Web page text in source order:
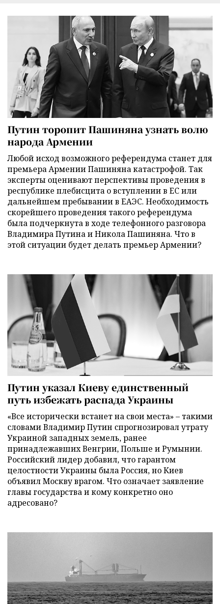
Путин торопит Пашиняна узнать волю
народа Армении
Любой исход возможного референдума станет для
премьера Армении Пашиняна катастрофой. Так
эксперты оценивают перспективы проведения в
республике плебисцита о вступлении в ЕС или
дальнейшем пребывании в ЕАЭС. Необходимость
скорейшего проведения такого референдума
была подчеркнута в ходе телефонного разговора
Владимира Путина и Никола Пашиняна. Что в
этой ситуации будет делать премьер Армении?
Путин указал Киеву единственный
путь избежать распада Украины
«Все исторически встанет на свои места» – такими
словами Владимир Путин спрогнозировал утрату
Украиной западных земель, ранее
принадлежавших Венгрии, Польше и Румынии.
Российский лидер добавил, что гарантом
целостности Украины была Россия, но Киев
объявил Москву врагом. Что означает заявление
главы государства и кому конкретно оно
адресовано?